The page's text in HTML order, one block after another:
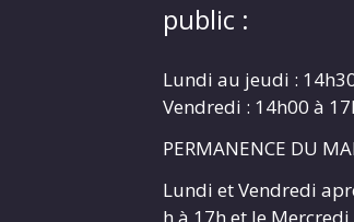
public :
Lundi au jeudi :
Vendredi : 14h00 à
PERMANENCE DU
Lundi et Vendredi
h à 17h et le